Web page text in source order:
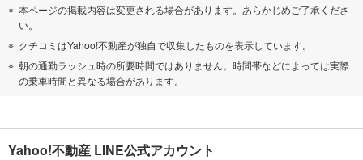
本ページの掲載内容は変更される場合があります。あらかじめご了承くださ
い。
クチコミはYahoo!不動産が独自で収集したものを表示しています。
朝の通勤ラッシュ時の所要時間ではありません。時間帯などによっては実際
の乗車時間と異なる場合があります。
Yahoo!不動産 LINE公式アカウント